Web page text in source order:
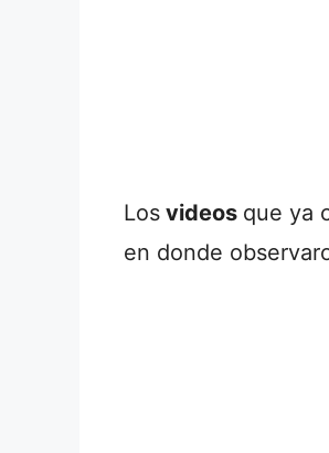
Los videos que ya
en donde